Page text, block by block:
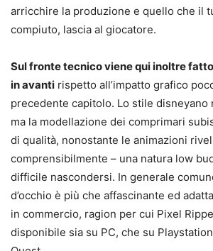
arricchire la produzione e quello che il
compiuto, lascia al giocatore.
Sul fronte tecnico viene qui inoltre
in avanti rispetto all’impatto grafico
precedente capitolo. Lo stile disneyano
ma la modellazione dei comprimari
di qualità, nonostante le animazioni
comprensibilmente – una natura low
difficile nascondersi. In generale
d’occhio è più che affascinante ed
in commercio, ragion per cui Pixel
disponibile sia su PC, che su